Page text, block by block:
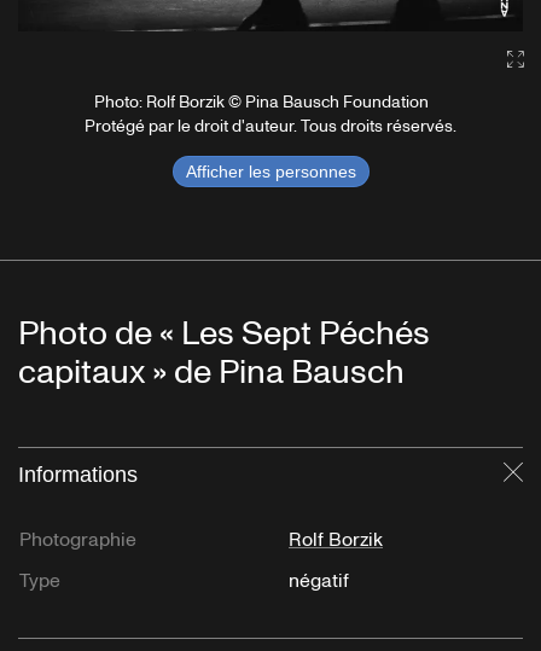
Photo: Rolf Borzik © Pina Bausch Foundation
Protégé par le droit d'auteur. Tous droits réservés.
Afficher les personnes
Photo de « Les Sept Péchés
capitaux » de Pina Bausch
Informations
Photographie
Rolf Borzik
Type
négatif